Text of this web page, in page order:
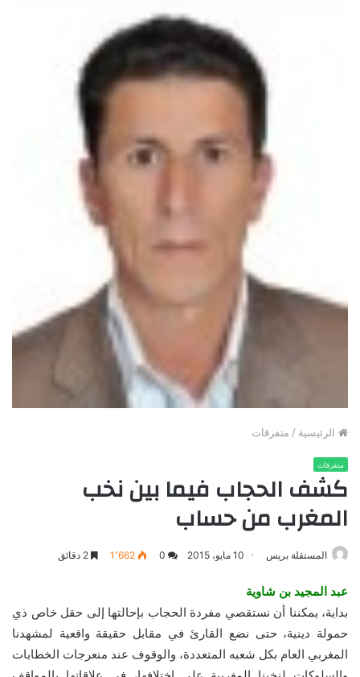
الرئيسية / متفرقات
متفرقات
كشف الحجاب فيما بين نخب
المغرب من حساب
المستقلة بريس 10 مايو، 2015 0 1٬662
عبد المجيد بن شاوية
بداية، يمكننا أن نستقصي مفردة الحجاب بإحالتها إلى حقل خاص ذي
حمولة دينية، حتى نضع القارئ في مقابل حقيقة واقعية لمشهدنا
المغربي العام بكل شعبه المتعددة، والوقوف عند منعرجات الخطابات